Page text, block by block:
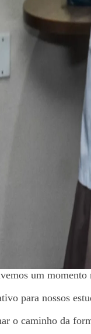
um
para nossos
o caminho da